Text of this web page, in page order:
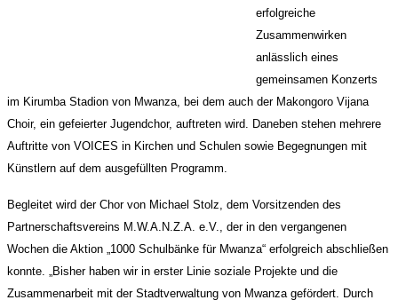
erfolgreiche
Zusammenwirken
anlässlich eines
gemeinsamen Konzerts
im Kirumba Stadion von Mwanza, bei dem auch der Makongoro Vijana
Choir, ein gefeierter Jugendchor, auftreten wird. Daneben stehen mehrere
Auftritte von VOICES in Kirchen und Schulen sowie Begegnungen mit
Künstlern auf dem ausgefüllten Programm.
Begleitet wird der Chor von Michael Stolz, dem Vorsitzenden des
Partnerschaftsvereins M.W.A.N.Z.A. e.V., der in den vergangenen
Wochen die Aktion „1000 Schulbänke für Mwanza“ erfolgreich abschließen
konnte. „Bisher haben wir in erster Linie soziale Projekte und die
Zusammenarbeit mit der Stadtverwaltung von Mwanza gefördert. Durch